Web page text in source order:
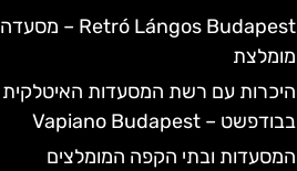
Retró Lángos Budapest – מסעדה
מומלצת
היכרות עם רשת המסעדות האיטלקית
בבודפשט – Vapiano Budapest
המסעדות ובתי הקפה המומלצים